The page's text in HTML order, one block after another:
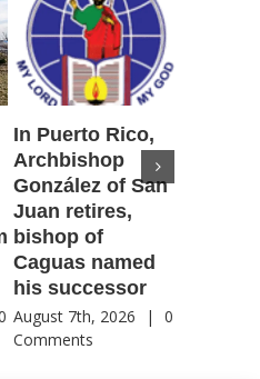
In Puerto Rico,
Archbishop
González of San
Juan retires,
bishop of
Caguas named
his successor
August 7th, 2026 |
0
Comments